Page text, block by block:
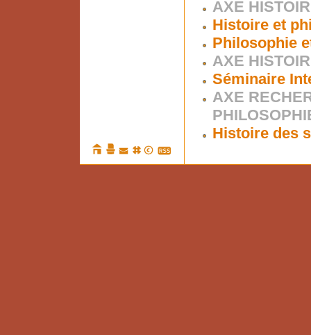
AXE
Histoire et
Philosophie
AXE
Séminaire
AXE
Histoire des